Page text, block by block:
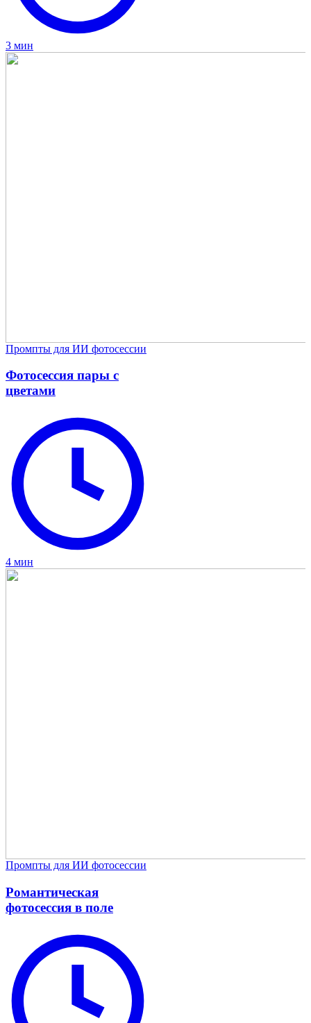
3 мин
Промпты для ИИ фотосессии
Фотосессия пары с
цветами
4 мин
Промпты для ИИ фотосессии
Романтическая
фотосессия в поле